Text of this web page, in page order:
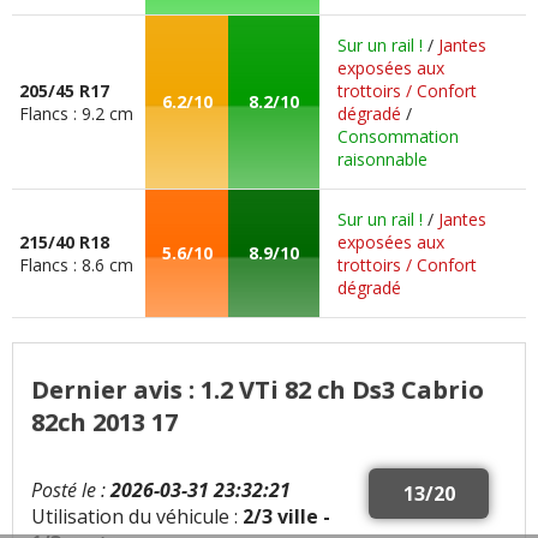
205/45 R17
Flancs : 9.2 cm
6.2/10 8.2/10
Sur un rail ! / Jantes
exposées aux
trottoirs / Confort
dégradé /
Consommation
raisonnable
215/40 R18
Flancs : 8.6 cm
5.6/10 8.9/10
Sur un rail ! / Jantes
exposées aux
trottoirs / Confort
dégradé
Dernier avis : 1.2 VTi 82 ch Ds3 Cabrio
82ch 2013 17
13/20
Posté le :2026-03-31 23:32:21
Utilisation du véhicule : 2/3 ville -